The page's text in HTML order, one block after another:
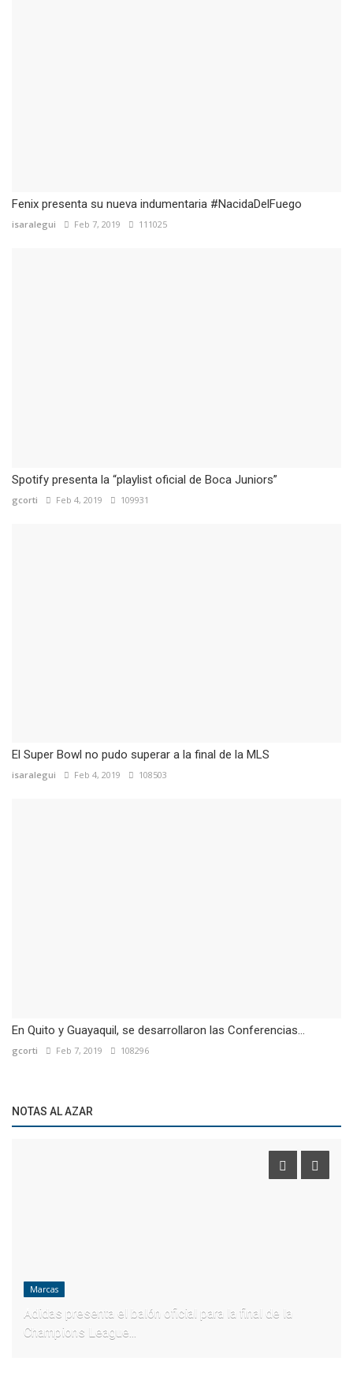
Fenix presenta su nueva indumentaria #NacidaDelFuego
isaralegui Feb 7, 2019 111025
Spotify presenta la “playlist oficial de Boca Juniors”
gcorti Feb 4, 2019 109931
El Super Bowl no pudo superar a la final de la MLS
isaralegui Feb 4, 2019 108503
En Quito y Guayaquil, se desarrollaron las Conferencias...
gcorti Feb 7, 2019 108296
NOTAS AL AZAR
Marcas
Adidas presenta el balón oficial para la final de la
Champions League...